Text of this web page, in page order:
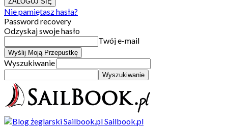
Nie pamiętasz hasła?
Password recovery
Odzyskaj swoje hasło
Twój e-mail
Wyszukiwanie
Sailbook.pl